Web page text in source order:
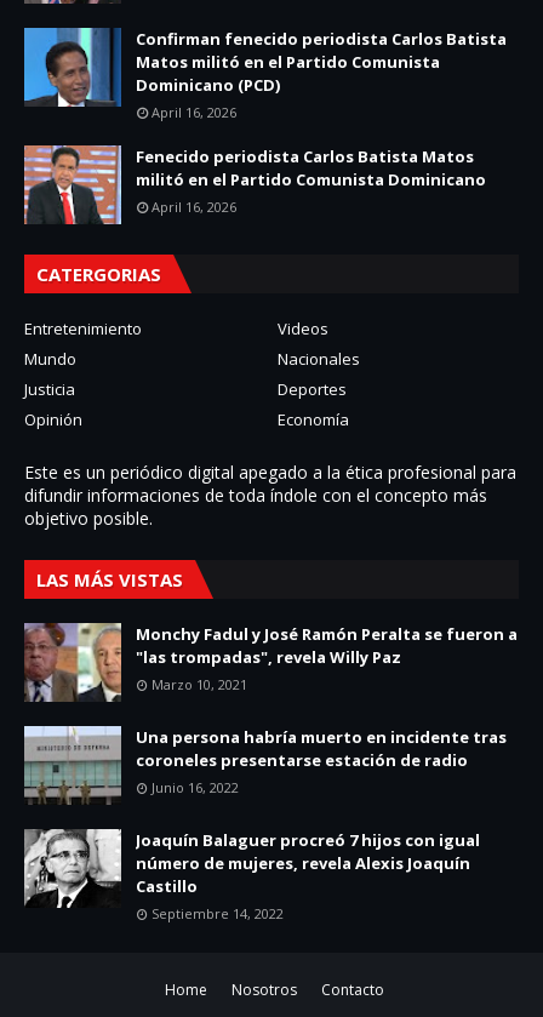
Confirman fenecido periodista Carlos Batista
Matos militó en el Partido Comunista
Dominicano (PCD)
April 16, 2026
Fenecido periodista Carlos Batista Matos
militó en el Partido Comunista Dominicano
April 16, 2026
CATERGORIAS
Entretenimiento
Videos
Mundo
Nacionales
Justicia
Deportes
Opinión
Economía
Este es un periódico digital apegado a la ética profesional para
difundir informaciones de toda í­ndole con el concepto más
objetivo posible.
LAS MÁS VISTAS
Monchy Fadul y José Ramón Peralta se fueron a
"las trompadas", revela Willy Paz
Marzo 10, 2021
Una persona habría muerto en incidente tras
coroneles presentarse estación de radio
Junio 16, 2022
Joaquín Balaguer procreó 7 hijos con igual
número de mujeres, revela Alexis Joaquín
Castillo
Septiembre 14, 2022
Home Nosotros Contacto